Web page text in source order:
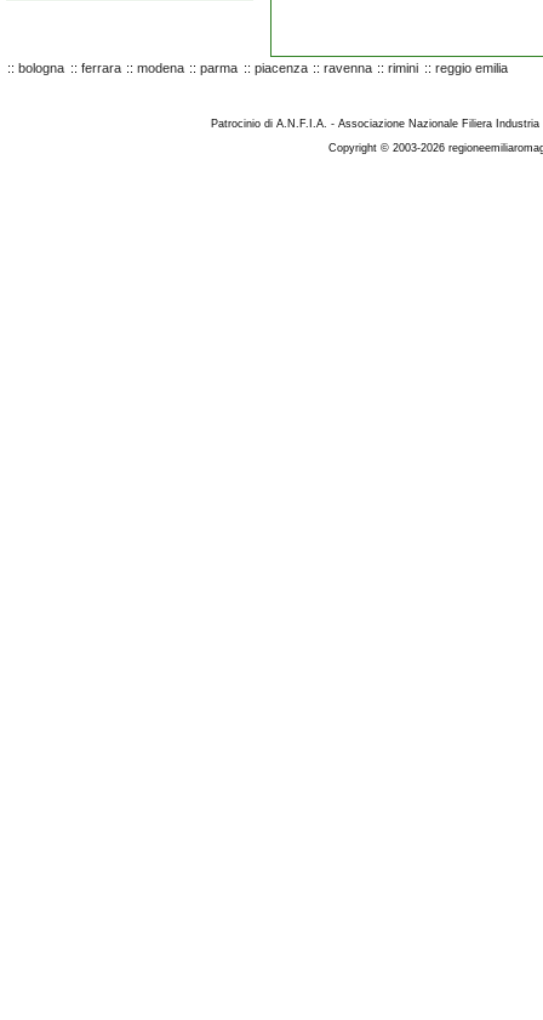
:: bologna :: ferrara :: modena :: parma :: piacenza :: ravenna :: rimini :: reggio emilia
Patrocinio di A.N.F.I.A. - Associazione Nazionale Filiera
Copyright © 2003-2026